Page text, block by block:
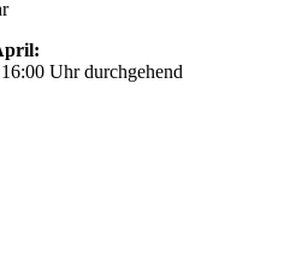
Uhr durchgehend